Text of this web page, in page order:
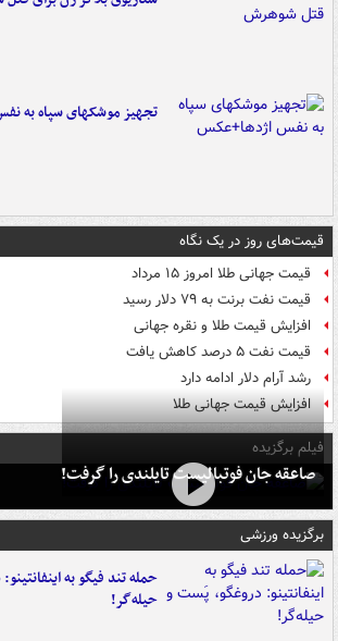
تجهیز موشکهای سپاه به
قیمت‌های روز در یک نگاه
قیمت جهانی طلا امروز ۱۵ مرداد
قیمت نفت برنت به ۷۹ دلار رسید
افزایش قیمت طلا و نقره جهانی
قیمت نفت ۵ درصد کاهش یافت
رشد آرام دلار ادامه دارد
افزایش قیمت جهانی طلا
فیلم برگزیده
صاعقه جان فوتبالیست تایلندی را گرفت!
برگزیده ورزشی
حمله تند فیگو به
حیله‌گر!